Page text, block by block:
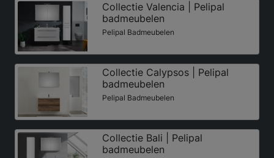
Collectie Valencia | Pelipal
badmeubelen
Pelipal Badmeubelen
Collectie Calypsos | Pelipal
badmeubelen
Pelipal Badmeubelen
Collectie Bali | Pelipal
badmeubelen